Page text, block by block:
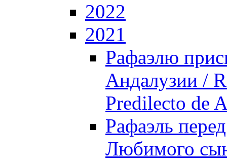
2022
2021
Рафаэлю
Андалузии /
Predilecto de
Рафаэль
Любимого